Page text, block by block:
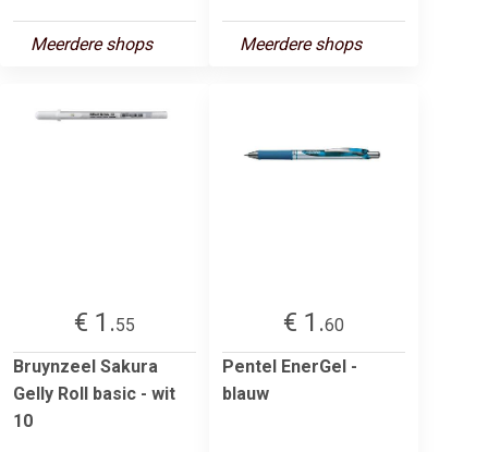
Meerdere shops Meerdere shops
€ 1.55
Bruynzeel Sakura
Gelly Roll basic - wit
10
€ 1.60
Pentel EnerGel -
blauw